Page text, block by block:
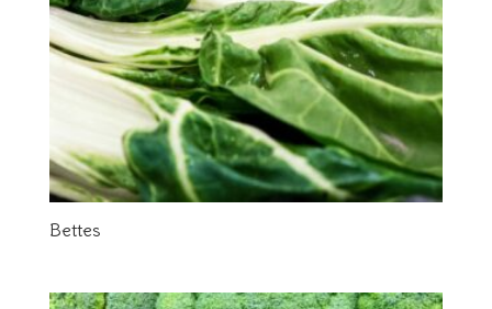
Bettes